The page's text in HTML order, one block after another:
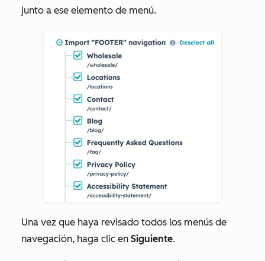
junto a ese elemento de menú.
Una vez que haya revisado todos los menús de
navegación, haga clic en Siguiente.